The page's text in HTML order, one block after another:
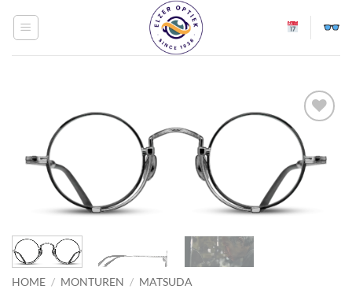
naar
Toevoegen
aan
verlanglijst
HOME / MONTUREN / MATSUDA